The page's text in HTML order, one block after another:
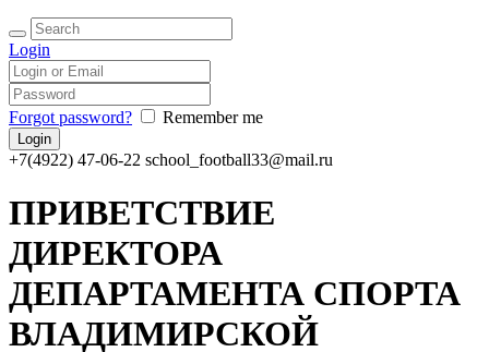
Login
Forgot password? Remember me
+7(4922) 47-06-22 school_football33@mail.ru
ПРИВЕТСТВИЕ
ДИРЕКТОРА
ДЕПАРТАМЕНТА СПОРТА
ВЛАДИМИРСКОЙ